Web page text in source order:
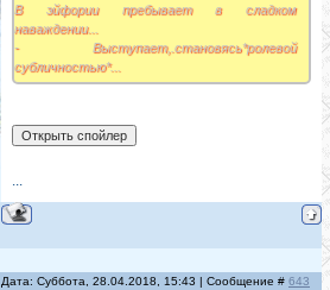
В эйфории пребывает в сладком
наваждении...
- Выступает,.становясь*ролевой
субличностью*...
...
Дата: Суббота, 28.04.2018, 15:43 | Сообщение # 643